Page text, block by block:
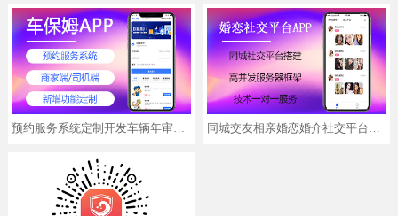
预约服务系统定制开发车辆年审代办分销app小程序 同城交友相亲婚恋婚介社交平台搭建APP小程序开发定制